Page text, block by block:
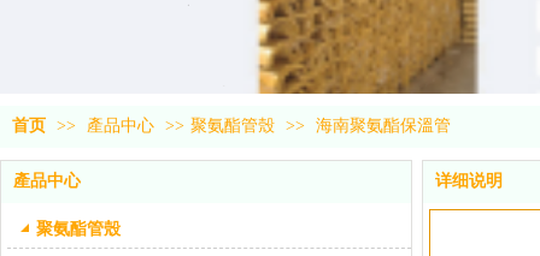
首页 >> 產品中心 >> 聚氨酯管殼 >> 海南聚氨酯保溫管
產品中心
聚氨酯管殼
详细说明